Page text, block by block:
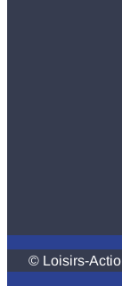
© Loisirs-